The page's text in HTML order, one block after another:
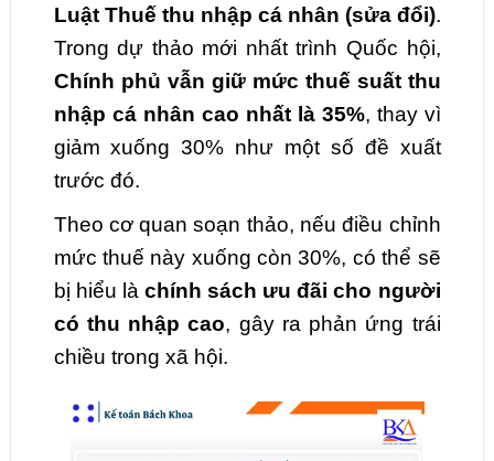
Luật Thuế thu nhập cá nhân (sửa đổi).
Trong dự thảo mới nhất trình Quốc hội,
Chính phủ vẫn giữ mức thuế suất thu
nhập cá nhân cao nhất là 35%, thay vì
giảm xuống 30% như một số đề xuất
trước đó.
Theo cơ quan soạn thảo, nếu điều chỉnh
mức thuế này xuống còn 30%, có thể sẽ
bị hiểu là chính sách ưu đãi cho người
có thu nhập cao, gây ra phản ứng trái
chiều trong xã hội.